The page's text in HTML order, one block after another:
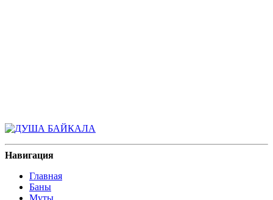
Навигация
Главная
Баны
Муты